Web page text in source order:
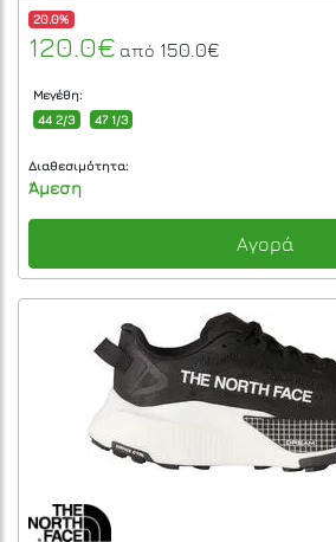
20.0%
120.0€ από 150.0€
Μεγέθη:
44 2/3
47 1/3
Διαθεσιμότητα:
Άμεση
Αγορά